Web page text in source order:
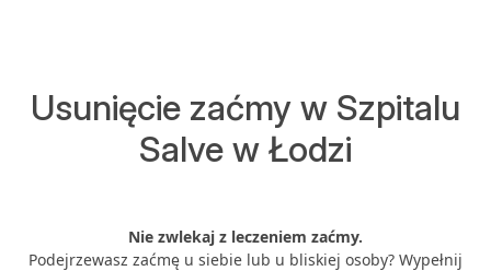
Usunięcie zaćmy w Szpitalu
Salve w Łodzi
Nie zwlekaj z leczeniem zaćmy.
Podejrzewasz zaćmę u siebie lub u bliskiej osoby? Wypełnij